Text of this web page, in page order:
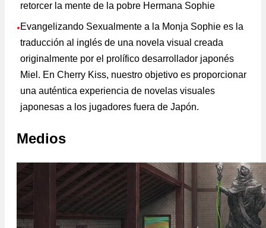
retorcer la mente de la pobre Hermana Sophie
● Evangelizando Sexualmente a la Monja Sophie es la
traducción al inglés de una novela visual creada
originalmente por el prolífico desarrollador japonés
Miel. En Cherry Kiss, nuestro objetivo es proporcionar
una auténtica experiencia de novelas visuales
japonesas a los jugadores fuera de Japón.
Medios